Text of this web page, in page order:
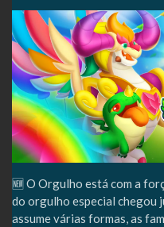
🆕 O Orgulho está com a
do orgulho especial chegou
assume várias formas, as